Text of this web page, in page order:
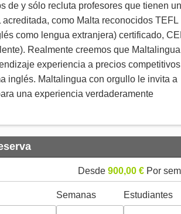
de y sólo recluta profesores que tienen
como Malta reconocidos TEFL
como lengua extranjera) certificado,
Realmente creemos que Maltalingua
experiencia a precios
inglés. Maltalingua con orgullo le invita a
una experiencia verdaderamente
Desde 900,00 € Por
Semanas Estudiantes